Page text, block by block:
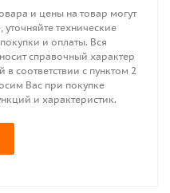
и цены на товар могут
уточняйте технические
и оплаты. Вся
справочный характер
соответствии с пунктом 2
Вас при покупке
и характеристик.